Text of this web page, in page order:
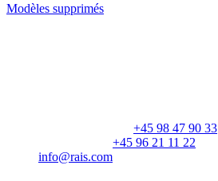
Modèles supprimés
+45 98 47 90 33
+45 96 21 11 22
info@rais.com